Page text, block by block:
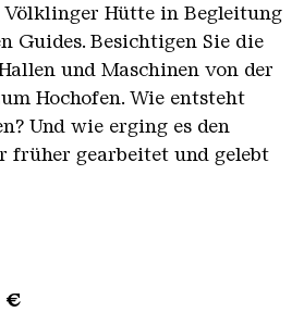
Völklinger Hütte in Begleitung
Guides. Besichtigen Sie die
und Maschinen von der
Hochofen. Wie entsteht
Und wie erging es den
früher gearbeitet und gelebt